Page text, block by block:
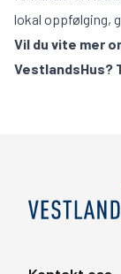
lokal oppfølging,
Vil du vite mer
VestlandsHus?